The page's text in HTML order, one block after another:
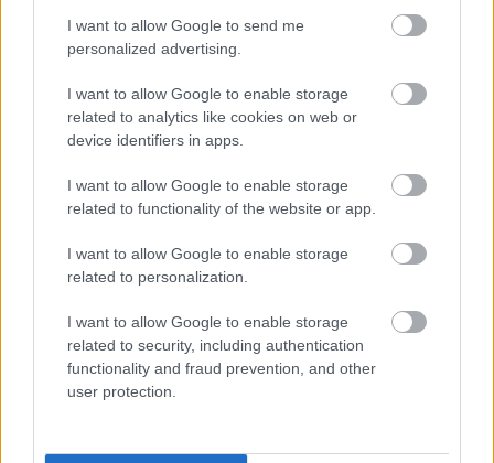
I want to allow Google to send me
personalized advertising.
I want to allow Google to enable storage
related to analytics like cookies on web or
device identifiers in apps.
I want to allow Google to enable storage
related to functionality of the website or app.
I want to allow Google to enable storage
related to personalization.
I want to allow Google to enable storage
related to security, including authentication
functionality and fraud prevention, and other
user protection.
lesz, amit 2025-ben a CinemaConon jelentették be
hivatalosan. A projektet ismét Chad Stahelski rendezi, és
valahogy még Keanu Reeves is visszatér a
címszerepben.